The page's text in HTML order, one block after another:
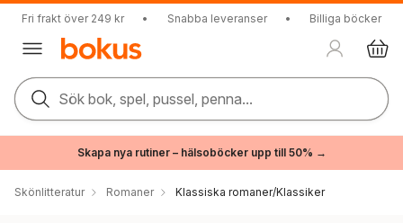
Fri frakt över 249 kr • Snabba leveranser • Billiga böcker
Sök bok, spel, pussel, penna...
Skapa nya rutiner – hälsoböcker upp till 50% →
Skönlitteratur Romaner Klassiska romaner/Klassiker